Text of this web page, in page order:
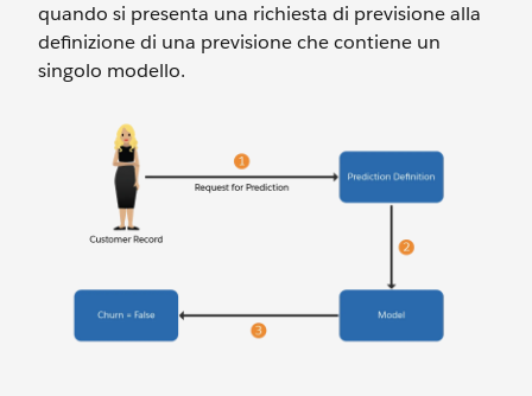
quando si presenta una richiesta di previsione alla
definizione di una previsione che contiene un
singolo modello.